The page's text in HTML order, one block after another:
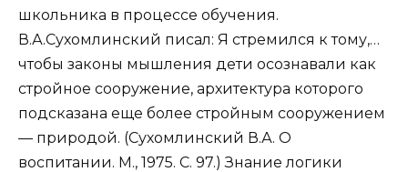
школьника в процессе обучения.
В.А.Сухомлинский писал: Я стремился к тому,…
чтобы законы мышления дети осознавали как
стройное сооружение, архитектура которого
подсказана еще более стройным сооружением
— природой. (Сухомлинский В.А. О
воспитании. М., 1975. С. 97.) Знание логики